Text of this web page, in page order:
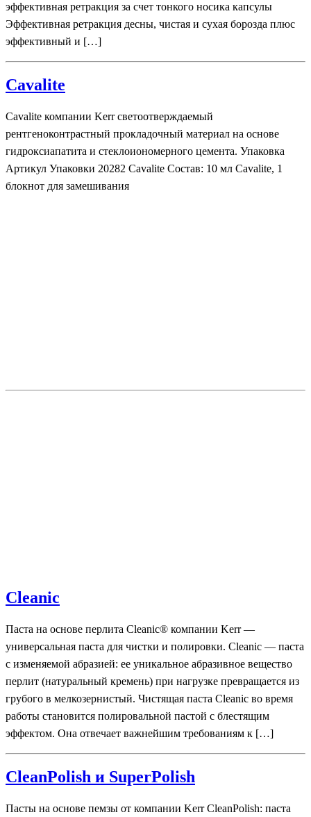
эффективная ретракция за счет тонкого носика капсулы
Эффективная ретракция десны, чистая и сухая борозда плюс
эффективный и […]
Cavalite
Cavalite компании Kerr светоотверждаемый
рентгеноконтрастный прокладочный материал на основе
гидроксиапатита и стеклоиономерного цемента. Упаковка
Артикул Упаковки 20282 Cavalite Состав: 10 мл Cavalite, 1
блокнот для замешивания
Cleanic
Паста на основе перлита Cleanic® компании Kerr —
универсальная паста для чистки и полировки. Cleanic — паста
с изменяемой абразией: ее уникальное абразивное вещество
перлит (натуральный кремень) при нагрузке превращается из
грубого в мелкозернистый. Чистящая паста Cleanic во время
работы становится полировальной пастой с блестящим
эффектом. Она отвечает важнейшим требованиям к […]
CleanPolish и SuperPolish
Пасты на основе пемзы от компании Kerr CleanPolish: паста